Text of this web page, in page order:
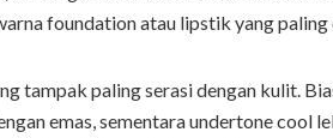
foundation atau lipstik yang
tampak paling serasi dengan kulit.
emas, sementara undertone cool